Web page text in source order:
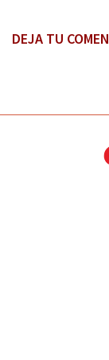
DEJA TU